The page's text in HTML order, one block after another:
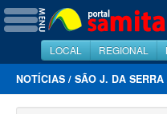
LOCAL REGIONAL
NOTÍCIAS / SÃO J. DA SERRA